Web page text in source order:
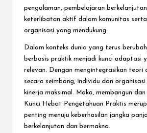
pengalaman, pembelajaran
keterlibatan aktif dalam komunitas
organisasi yang mendukung.
Dalam konteks dunia yang terus
berbasis praktik menjadi kunci adaptasi
relevan. Dengan mengintegrasikan teori
secara seimbang, individu dan
kinerja maksimal. Maka, membangun
Kunci Hebat Pengetahuan Praktis
penting menuju keberhasilan jangka
berkelanjutan dan bermakna.